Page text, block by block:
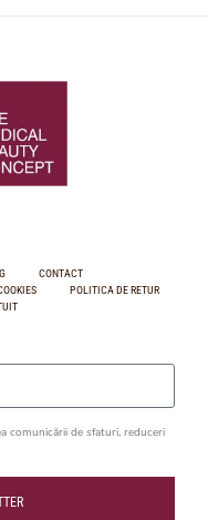
CONTACT
POLITICA DE RETUR
comunicării de sfaturi, reduceri